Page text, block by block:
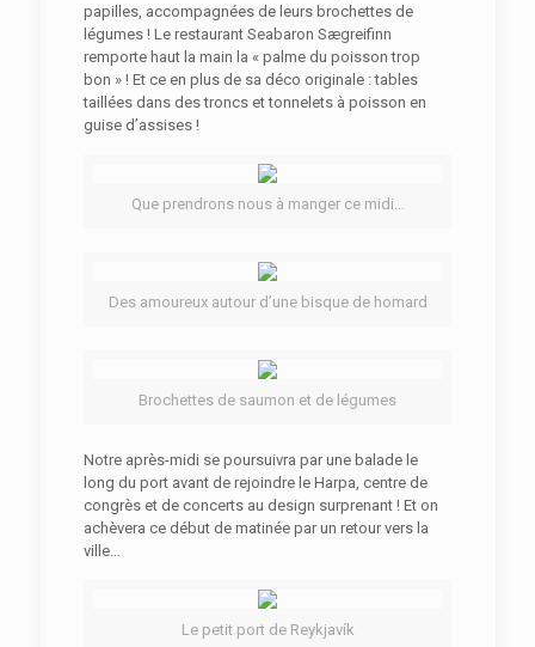
papilles, accompagnées de leurs brochettes de
légumes ! Le restaurant Seabaron Sægreifinn
remporte haut la main la « palme du poisson trop
bon » ! Et ce en plus de sa déco originale : tables
taillées dans des troncs et tonnelets à poisson en
guise d’assises !
Que prendrons nous à manger ce midi…
Des amoureux autour d’une bisque de homard
Brochettes de saumon et de légumes
Notre après-midi se poursuivra par une balade le
long du port avant de rejoindre le Harpa, centre de
congrès et de concerts au design surprenant ! Et on
achèvera ce début de matinée par un retour vers la
ville…
Le petit port de Reykjavík